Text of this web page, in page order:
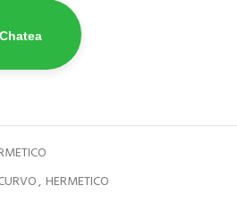
, HERMETICO